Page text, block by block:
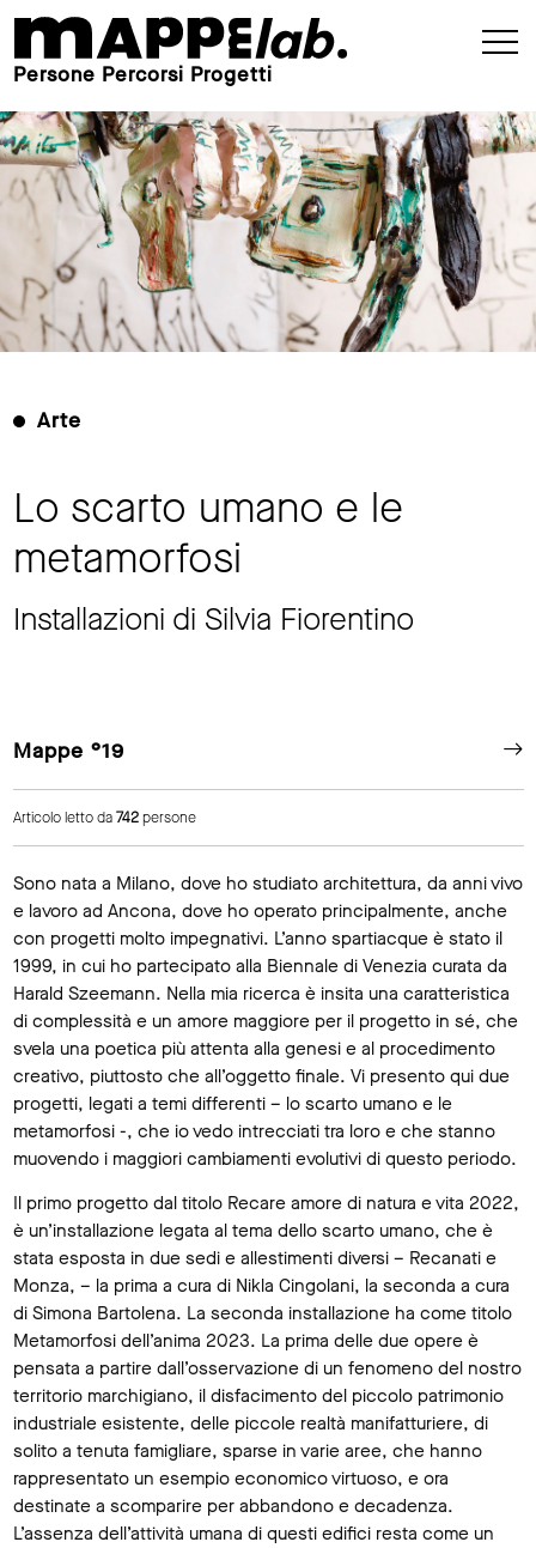
Persone Percorsi Progetti
Arte
Lo scarto umano e le
metamorfosi
Installazioni di Silvia Fiorentino
Mappe °19
Articolo letto da742persone
Sono nata a Milano, dove ho studiato architettura, da anni vivo
e lavoro ad Ancona, dove ho operato principalmente, anche
con progetti molto impegnativi. L’anno spartiacque è stato il
1999, in cui ho partecipato alla Biennale di Venezia curata da
Harald Szeemann. Nella mia ricerca è insita una caratteristica
di complessità e un amore maggiore per il progetto in sé, che
svela una poetica più attenta alla genesi e al procedimento
creativo, piuttosto che all’oggetto finale. Vi presento qui due
progetti, legati a temi differenti – lo scarto umano e le
metamorfosi -, che io vedo intrecciati tra loro e che stanno
muovendo i maggiori cambiamenti evolutivi di questo periodo.
Il primo progetto dal titolo Recare amore di natura e vita 2022,
è un’installazione legata al tema dello scarto umano, che è
stata esposta in due sedi e allestimenti diversi – Recanati e
Monza, – la prima a cura di Nikla Cingolani, la seconda a cura
di Simona Bartolena. La seconda installazione ha come titolo
Metamorfosi dell’anima 2023. La prima delle due opere è
pensata a partire dall’osservazione di un fenomeno del nostro
territorio marchigiano, il disfacimento del piccolo patrimonio
industriale esistente, delle piccole realtà manifatturiere, di
solito a tenuta famigliare, sparse in varie aree, che hanno
rappresentato un esempio economico virtuoso, e ora
destinate a scomparire per abbandono e decadenza.
L’assenza dell’attività umana di questi edifici resta come un